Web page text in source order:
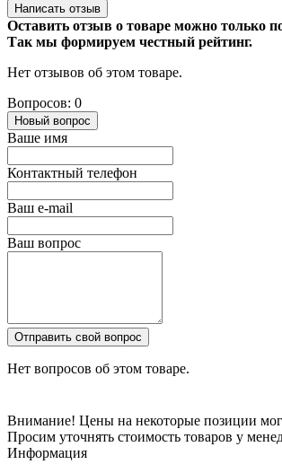
Написать отзыв
Оставить отзыв о товаре можно только
Так мы формируем честный рейтинг.
Нет отзывов об этом товаре.
Вопросов: 0
Новый вопрос
Ваше имя
Контактный телефон
Ваш e-mail
Ваш вопрос
Отправить свой вопрос
Нет вопросов об этом товаре.
Внимание! Цены на некоторые позиции
Просим уточнять стоимость товаров у
Информация